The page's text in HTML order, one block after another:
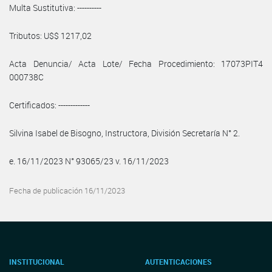
Multa Sustitutiva: ----------
Tributos: U$$ 1217,02
Acta Denuncia/ Acta Lote/ Fecha Procedimiento: 17073PIT4
000738C
Certificados: -------------
Silvina Isabel de Bisogno, Instructora, División Secretaría N° 2.
e. 16/11/2023 N° 93065/23 v. 16/11/2023
Fecha de publicación 16/11/2023
INSTITUCIONAL AUTENTICACIONES